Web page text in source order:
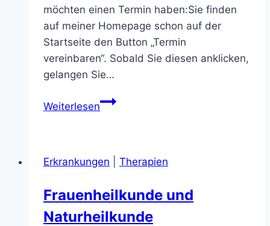
möchten einen Termin haben:Sie finden
auf meiner Homepage schon auf der
Startseite den Button „Termin
vereinbaren“. Sobald Sie diesen anklicken,
gelangen Sie…
WeiterlesenDer
der
Erkrankungen Therapien
Frauenheilkunde und
Naturheilkunde